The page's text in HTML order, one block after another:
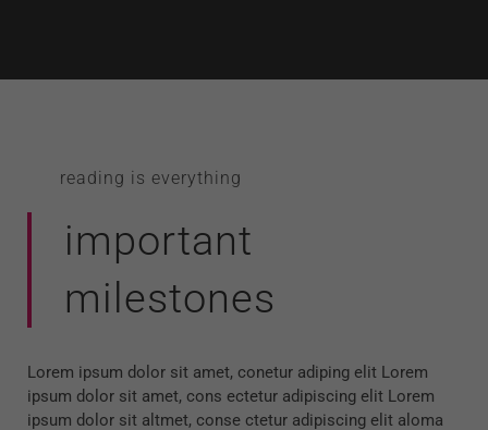
reading is everything
important
milestones
Lorem ipsum dolor sit amet, conetur adiping elit Lorem
ipsum dolor sit amet, cons ectetur adipiscing elit Lorem
ipsum dolor sit altmet, conse ctetur adipiscing elit aloma